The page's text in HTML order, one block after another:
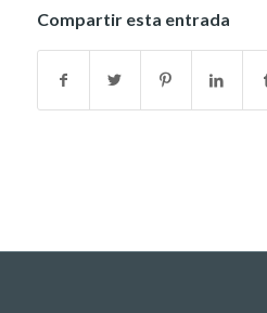
Compartir esta entrada